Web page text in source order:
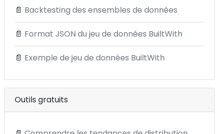
📄 Backtesting des ensembles de données
📄 Format JSON du jeu de données BuiltWith
📄 Exemple de jeu de données BuiltWith
Outils gratuits